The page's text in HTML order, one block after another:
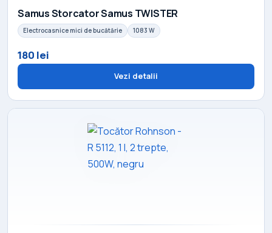
Samus Storcator Samus TWISTER
Electrocasnice mici de bucătărie 1083 W
180 lei
Vezi detalii